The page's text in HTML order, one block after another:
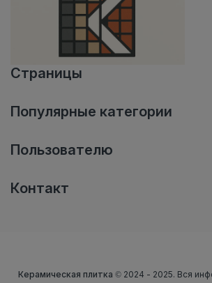
Страницы
Популярные категории
Пользователю
Контакт
Керамическая плитка © 2024 - 2025. Вся